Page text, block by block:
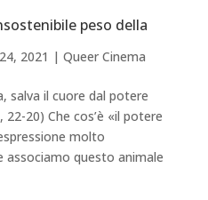
peso della
2021 | Queer Cinema
salva il cuore dal potere
20) Che cos’è «il potere
molto
questo animale